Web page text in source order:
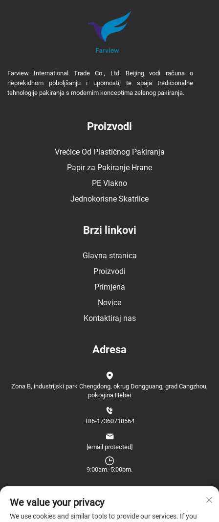
Farview International Trade Co., Ltd. Beijing vodi računa o
neprekidnom poboljšanju i upornosti, te spaja tradicionalne
tehnologije pakiranja s modernim konceptima zelenog pakiranja.
Proizvodi
Vrećice Od Plastičnog Pakiranja
Papir za Pakiranje Hrane
PE Vlakno
Jednokorisne Skatrlice
Brzi linkovi
Glavna stranica
Proizvodi
Primjena
Novice
Kontaktiraj nas
Adresa
Zona B, industrijski park Chengdong, okrug Dongguang, grad Cangzhou,
pokrajina Hebei
+86-17360718564
[email protected]
9:00am.-5:00pm.
We value your privacy
We use cookies and similar tools to provide our services. If you